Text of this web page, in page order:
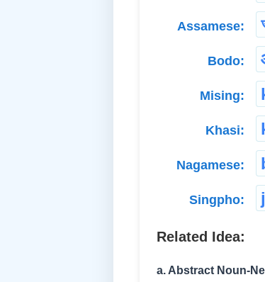
Assamese:
Bodo:
Mising:
Khasi:
Nagamese:
Singpho:
Related Idea:
a. Abstract Noun-